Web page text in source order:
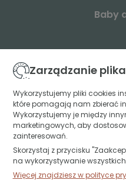
Baby
+48
Zarządzanie
Wykorzystujemy pliki cookies
które pomagają nam zbierać
Wykorzystujemy je między
marketingowych, aby
zainteresowań.
Skorzystaj z przycisku
na wykorzystywanie
Więcej znajdziesz w polityce